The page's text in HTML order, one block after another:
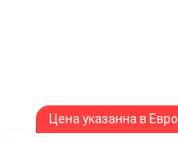
Цена указанна в Евро